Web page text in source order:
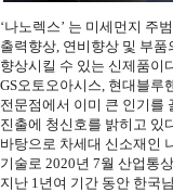
‘나노렉스’ 는 미세먼지 주
출력향상, 연비향상 및 부
향상시킬 수 있는 신제품이
GS오토오아시스, 현대블루
전문점에서 이미 큰 인기를
진출에 청신호를 밝히고 있
바탕으로 차세대 신소재인
기술로 2020년 7월 산업통
지난 1년여 기간 동안 한국